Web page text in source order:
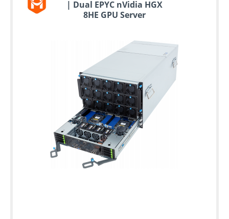
| Dual EPYC nVidia HGX
8HE GPU Server